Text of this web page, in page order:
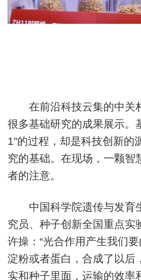
在前沿科技云集的中关
很多基础研究的成果展示。
1”的过程，却是科技创新的
究的基础。在现场，一颗智
者的注意。
中国科学院遗传与发育
究员、种子创新全国重点实
许操：“光合作用产生我们要
淀粉或者蛋白，合成了以后
实和种子里面，运输的效率